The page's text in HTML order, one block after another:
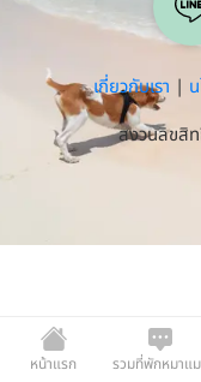
หน้าแรก
รวมที่พักหมาแ
เกี่ยวกับเรา |
สงวนลิขสิ